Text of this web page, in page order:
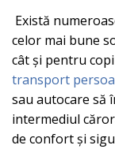
Există
celor mai bune
cât și pentru
transport
sau autocare să
intermediul
de confort și